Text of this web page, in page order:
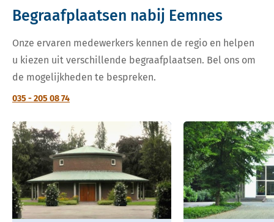
Begraafplaatsen nabij Eemnes
Onze ervaren medewerkers kennen de regio en helpen
u kiezen uit verschillende begraafplaatsen. Bel ons om
de mogelijkheden te bespreken.
035 - 205 08 74